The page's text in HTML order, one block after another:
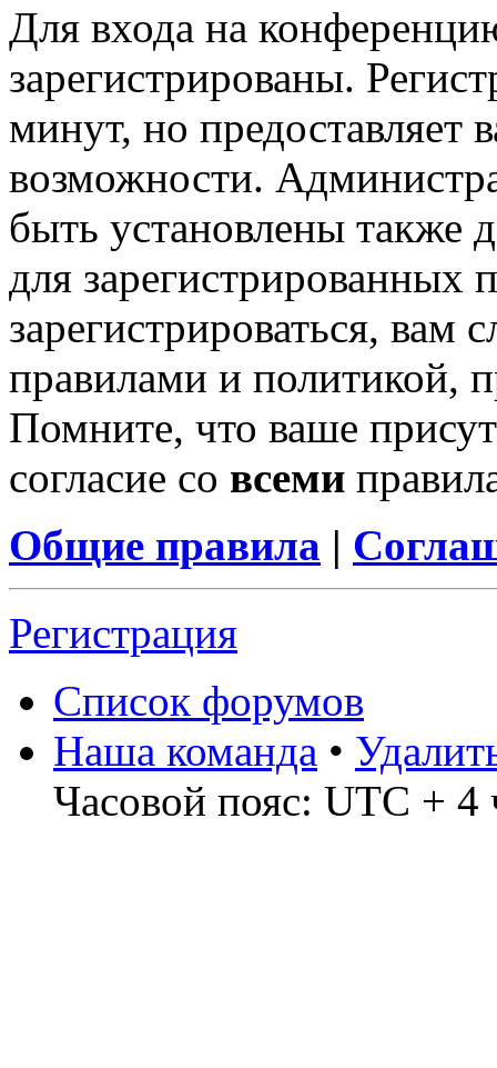
Для входа на
зарегистрированы.
минут, но предоставляет
возможности.
быть установлены также
для зарегистрированных
зарегистрироваться, вам
правилами и политикой,
Помните, что ваше
согласие со всеми
Общие правила |
Регистрация
Список форумов
Наша команда •
Часовой пояс: UTC + 4